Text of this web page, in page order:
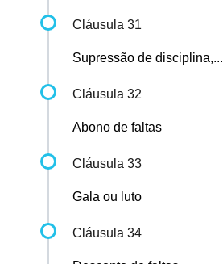
Cláusula 31
Supressão de disciplina,...
Cláusula 32
Abono de faltas
Cláusula 33
Gala ou luto
Cláusula 34